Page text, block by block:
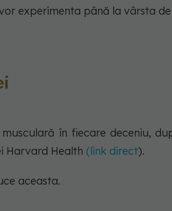
experimenta până la vârsta de
în fiecare deceniu,
Harvard Health (link direct).
aceasta.